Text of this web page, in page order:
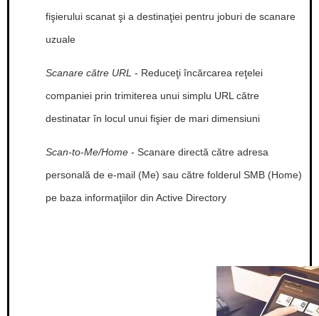
fişierului scanat şi a destinaţiei pentru joburi de scanare
uzuale
Scanare către URL - Reduceţi încărcarea reţelei
companiei prin trimiterea unui simplu URL către
destinatar în locul unui fişier de mari dimensiuni
Scan-to-Me/Home- Scanare directă către adresa
personală de e-mail (Me) sau către folderul SMB (Home)
pe baza informaţiilor din Active Directory